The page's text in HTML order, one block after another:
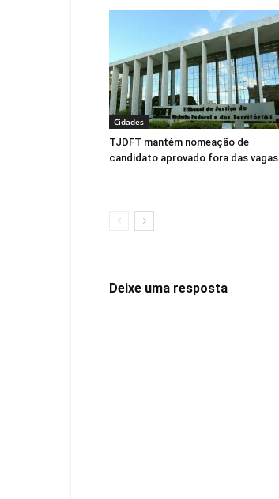
Cidades
TJDFT mantém nomeação de
candidato aprovado fora das vagas
Deixe uma resposta